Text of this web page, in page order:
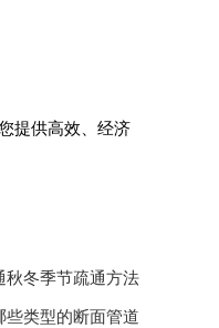
提供高效、经济
秋冬季节疏通方法
类型的断面管道